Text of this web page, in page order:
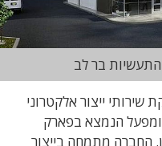
עובדים ומספקת שירותי ייצור אלקטרוני
הנמצא בפארק
החברה מתמחה בייצור